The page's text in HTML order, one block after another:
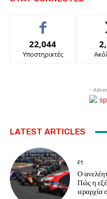
22,044
Υποστηρικτές
-
LATEST ARTICLES
F1
Ο
Πώς η
ιεραρχία